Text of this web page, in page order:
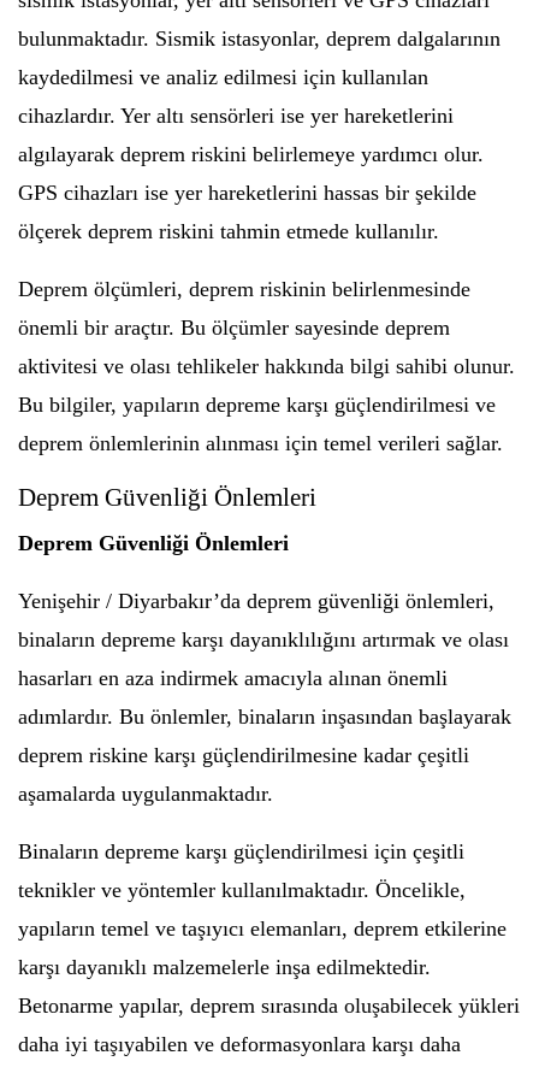
bulunmaktadır. Sismik istasyonlar, deprem dalgalarının
kaydedilmesi ve analiz edilmesi için kullanılan
cihazlardır. Yer altı sensörleri ise yer hareketlerini
algılayarak deprem riskini belirlemeye yardımcı olur.
GPS cihazları ise yer hareketlerini hassas bir şekilde
ölçerek deprem riskini tahmin etmede kullanılır.
Deprem ölçümleri, deprem riskinin belirlenmesinde
önemli bir araçtır. Bu ölçümler sayesinde deprem
aktivitesi ve olası tehlikeler hakkında bilgi sahibi olunur.
Bu bilgiler, yapıların depreme karşı güçlendirilmesi ve
deprem önlemlerinin alınması için temel verileri sağlar.
Deprem Güvenliği Önlemleri
Deprem Güvenliği Önlemleri
Yenişehir / Diyarbakır’da deprem güvenliği önlemleri,
binaların depreme karşı dayanıklılığını artırmak ve olası
hasarları en aza indirmek amacıyla alınan önemli
adımlardır. Bu önlemler, binaların inşasından başlayarak
deprem riskine karşı güçlendirilmesine kadar çeşitli
aşamalarda uygulanmaktadır.
Binaların depreme karşı güçlendirilmesi için çeşitli
teknikler ve yöntemler kullanılmaktadır. Öncelikle,
yapıların temel ve taşıyıcı elemanları, deprem etkilerine
karşı dayanıklı malzemelerle inşa edilmektedir.
Betonarme yapılar, deprem sırasında oluşabilecek yükleri
daha iyi taşıyabilen ve deformasyonlara karşı daha